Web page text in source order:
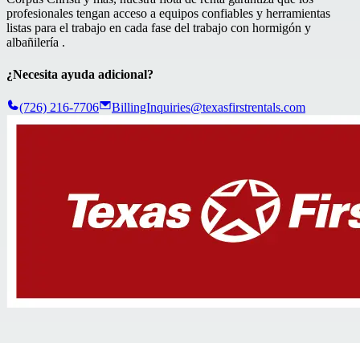
profesionales tengan acceso a equipos confiables y herramientas
listas para el trabajo en cada fase del trabajo con hormigón y
albañilería .
¿Necesita ayuda adicional?
(726) 216-7706 BillingInquiries@texasfirstrentals.com